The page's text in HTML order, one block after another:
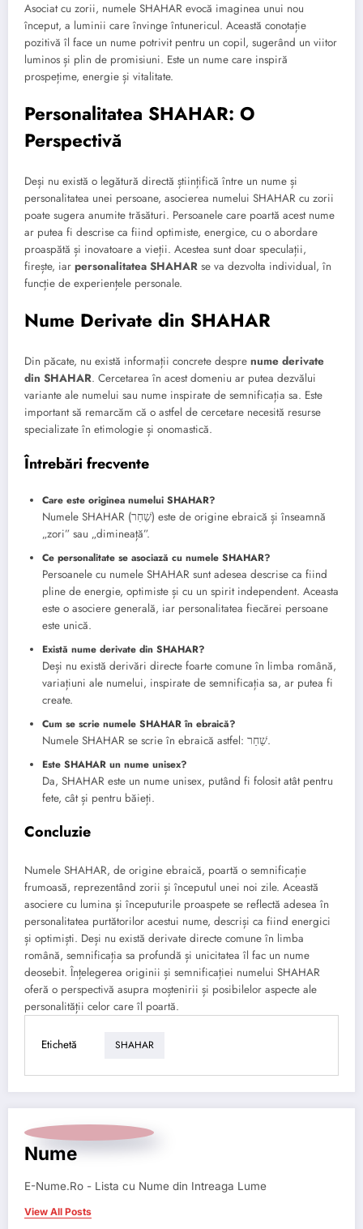
Asociat cu zorii, numele SHAHAR evocă imaginea unui nou
început, a luminii care învinge întunericul. Această conotație
pozitivă îl face un nume potrivit pentru un copil, sugerând un viitor
luminos și plin de promisiuni. Este un nume care inspiră
prospețime, energie și vitalitate.
Personalitatea SHAHAR: O
Perspectivă
Deși nu există o legătură directă științifică între un nume și
personalitatea unei persoane, asocierea numelui SHAHAR cu zorii
poate sugera anumite trăsături. Persoanele care poartă acest nume
ar putea fi descrise ca fiind optimiste, energice, cu o abordare
proaspătă și inovatoare a vieții. Acestea sunt doar speculații,
firește, iar personalitatea SHAHAR se va dezvolta individual, în
funcție de experiențele personale.
Nume Derivate din SHAHAR
Din păcate, nu există informații concrete despre nume derivate
din SHAHAR. Cercetarea în acest domeniu ar putea dezvălui
variante ale numelui sau nume inspirate de semnificația sa. Este
important să remarcăm că o astfel de cercetare necesită resurse
specializate în etimologie și onomastică.
Întrebări frecvente
Care este originea numelui SHAHAR?
Numele SHAHAR (שַׁחַר) este de origine ebraică și înseamnă
„zori” sau „dimineață”.
Ce personalitate se asociază cu numele SHAHAR?
Persoanele cu numele SHAHAR sunt adesea descrise ca fiind
pline de energie, optimiste și cu un spirit independent. Aceasta
este o asociere generală, iar personalitatea fiecărei persoane
este unică.
Există nume derivate din SHAHAR?
Deși nu există derivări directe foarte comune în limba română,
variațiuni ale numelui, inspirate de semnificația sa, ar putea fi
create.
Cum se scrie numele SHAHAR în ebraică?
Numele SHAHAR se scrie în ebraică astfel: שַׁחַר.
Este SHAHAR un nume unisex?
Da, SHAHAR este un nume unisex, putând fi folosit atât pentru
fete, cât și pentru băieți.
Concluzie
Numele SHAHAR, de origine ebraică, poartă o semnificație
frumoasă, reprezentând zorii și începutul unei noi zile. Această
asociere cu lumina și începuturile proaspete se reflectă adesea în
personalitatea purtătorilor acestui nume, descriși ca fiind energici
și optimiști. Deși nu există derivate directe comune în limba
română, semnificația sa profundă și unicitatea îl fac un nume
deosebit. Înțelegerea originii și semnificației numelui SHAHAR
oferă o perspectivă asupra moștenirii și posibilelor aspecte ale
personalității celor care îl poartă.
Etichetă SHAHAR
Nume
E-Nume.Ro - Lista cu Nume din Intreaga Lume
View All Posts